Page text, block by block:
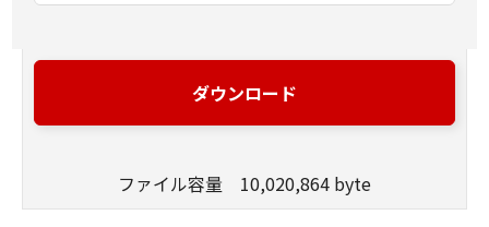
(1) お客様は、「許諾ソフトウェア」を、
（スマートフォン、タブレット端末を含
む。）を経由してインストールし、かかる
ができます。
(2) 「本契約」に明示的に定める場合を除
ダウンロード
ファイル容量 10,020,864 byte